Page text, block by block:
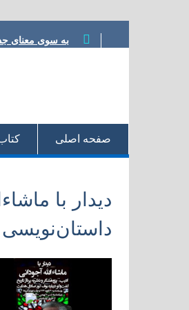
به سوی معنای
صفحه اصلی‌
دیدار با